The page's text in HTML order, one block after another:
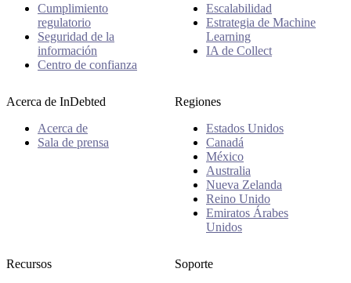
Cumplimiento
regulatorio
Seguridad de la
información
Centro de confianza
Escalabilidad
Estrategia de Machine
Learning
IA de Collect
Acerca de InDebted
Acerca de
Sala de prensa
Regiones
Estados Unidos
Canadá
México
Australia
Nueva Zelanda
Reino Unido
Emiratos Árabes
Unidos
Recursos
Soporte